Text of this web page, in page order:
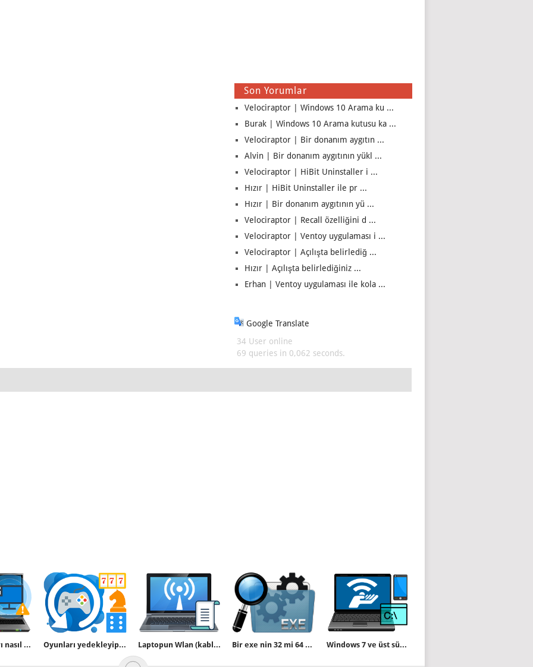
Son Yorumlar
Velociraptor | Windows 10 Arama ku ...
Burak | Windows 10 Arama kutusu ka ...
Velociraptor | Bir donanım aygıtın ...
Alvin | Bir donanım aygıtının yükl ...
Velociraptor | HiBit Uninstaller i ...
Hızır | HiBit Uninstaller ile pr ...
Hızır | Bir donanım aygıtının yü ...
Velociraptor | Recall özelliğini d ...
Velociraptor | Ventoy uygulaması i ...
Velociraptor | Açılışta belirlediğ ...
Hızır | Açılışta belirlediğiniz ...
Erhan | Ventoy uygulaması ile kola ...
Google Translate
34 User online
69 queries in 0,062 seconds.
Ağ bağlantıları nasıl silinir , simgesi, adı değiştirilir Oyunları yedekleyip kaldığınız yerden devam edin Laptopun Wlan (kablosuz) düğmesi yok yada çalışmıyor Bir exe nin 32 mi 64 bit mi olduğunu kolayca öğrenin Windows 7 ve üst sürümler için Mobil etkin nokta